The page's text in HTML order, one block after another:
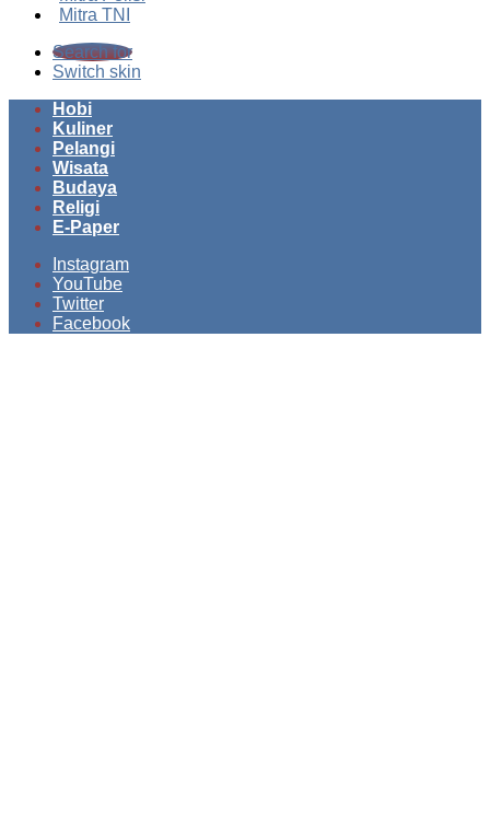
Mitra TNI
Search for
Switch skin
Hobi
Kuliner
Pelangi
Wisata
Budaya
Religi
E-Paper
Instagram
YouTube
Twitter
Facebook